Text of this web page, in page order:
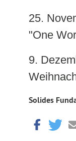
25.
"One
9.
Solides